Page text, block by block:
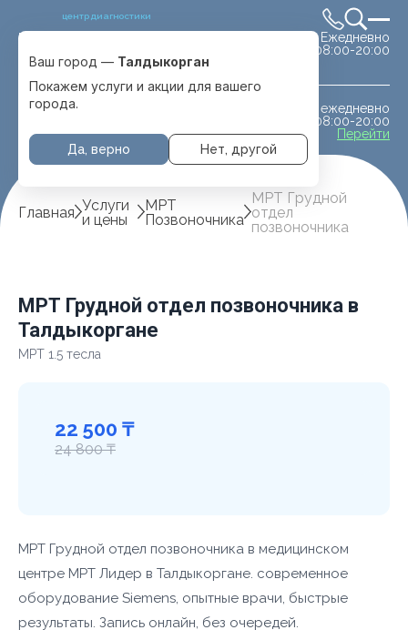
центр диагностики
Выбрать город
с. Отеген батыра
Ежедневно
08:00-20:00
ежедневно
08:00-20:00
Перейти
Ваш город — Талдыкорган
Покажем услуги и акции для вашего
города.
Да, верно Нет, другой
Главная Услуги
и цены
МРТ
Позвоночника
МРТ Грудной
отдел
позвоночника
МРТ Грудной отдел позвоночника в
Талдыкоргане
МРТ 1.5 тесла
22 500 ₸
24 800 ₸
МРТ Грудной отдел позвоночника в медицинском
центре МРТ Лидер в Талдыкоргане. современное
оборудование Siemens, опытные врачи, быстрые
результаты. Запись онлайн, без очередей.